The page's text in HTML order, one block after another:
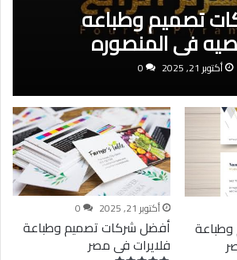
تصميم وطباعه
في المنصوره
أكتوبر 21, 2025 0
أكتوبر 21, 2025 0
أفضل شركات تصميم وطباعة
فلايرات فى مصر